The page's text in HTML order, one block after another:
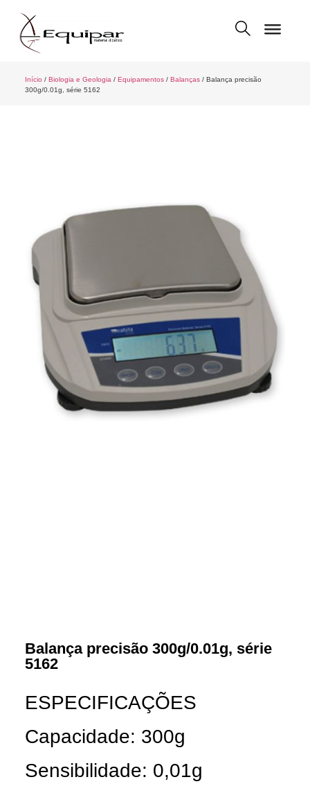
Início / Biologia e Geologia / Equipamentos/ Balanças/ Balança precisão
300g/0.01g, série 5162
Balança precisão 300g/0.01g, série
5162
ESPECIFICAÇÕES
Capacidade: 300g
Sensibilidade: 0,01g